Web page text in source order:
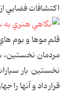
اکتشافات فضايي
قلم موها و بوم
مردمان نخستين،
نخستين بار
قرار داد و آنها را